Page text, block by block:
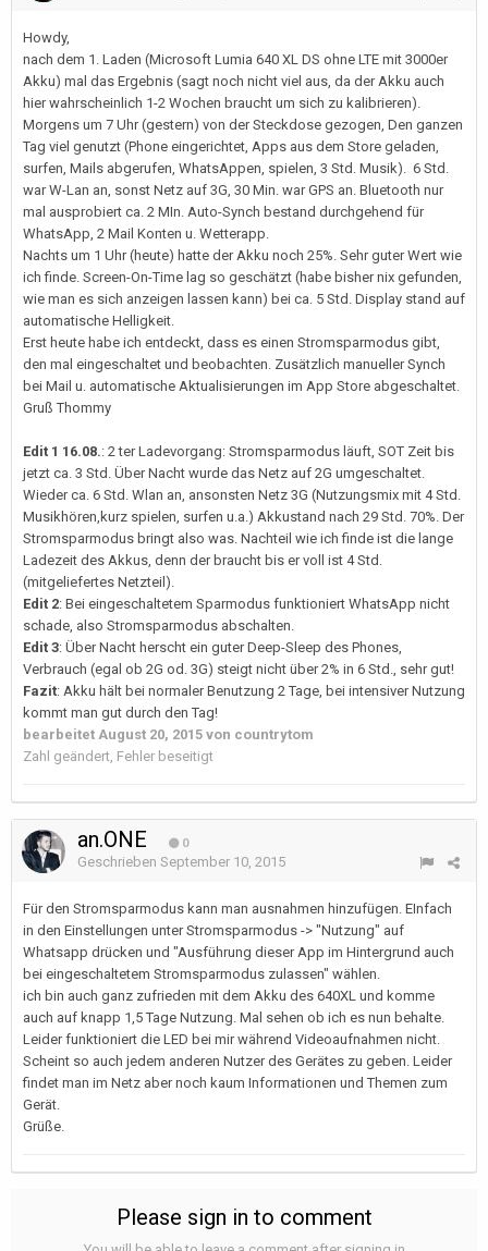
Howdy,
nach dem 1. Laden (Microsoft Lumia 640 XL DS ohne LTE mit 3000er
Akku) mal das Ergebnis (sagt noch nicht viel aus, da der Akku auch
hier wahrscheinlich 1-2 Wochen braucht um sich zu kalibrieren).
Morgens um 7 Uhr (gestern) von der Steckdose gezogen, Den ganzen
Tag viel genutzt (Phone eingerichtet, Apps aus dem Store geladen,
surfen, Mails abgerufen, WhatsAppen, spielen, 3 Std. Musik). 6 Std.
war W-Lan an, sonst Netz auf 3G, 30 Min. war GPS an. Bluetooth nur
mal ausprobiert ca. 2 MIn. Auto-Synch bestand durchgehend für
WhatsApp, 2 Mail Konten u. Wetterapp.
Nachts um 1 Uhr (heute) hatte der Akku noch 25%. Sehr guter Wert wie
ich finde. Screen-On-Time lag so geschätzt (habe bisher nix gefunden,
wie man es sich anzeigen lassen kann) bei ca. 5 Std. Display stand auf
automatische Helligkeit.
Erst heute habe ich entdeckt, dass es einen Stromsparmodus gibt,
den mal eingeschaltet und beobachten. Zusätzlich manueller Synch
bei Mail u. automatische Aktualisierungen im App Store abgeschaltet.
Gruß Thommy
Edit 1 16.08.: 2 ter Ladevorgang: Stromsparmodus läuft, SOT Zeit bis
jetzt ca. 3 Std. Über Nacht wurde das Netz auf 2G umgeschaltet.
Wieder ca. 6 Std. Wlan an, ansonsten Netz 3G (Nutzungsmix mit 4 Std.
Musikhören,kurz spielen, surfen u.a.) Akkustand nach 29 Std. 70%. Der
Stromsparmodus bringt also was. Nachteil wie ich finde ist die lange
Ladezeit des Akkus, denn der braucht bis er voll ist 4 Std.
(mitgeliefertes Netzteil).
Edit 2: Bei eingeschaltetem Sparmodus funktioniert WhatsApp nicht
schade, also Stromsparmodus abschalten.
Edit 3: Über Nacht herscht ein guter Deep-Sleep des Phones,
Verbrauch (egal ob 2G od. 3G) steigt nicht über 2% in 6 Std., sehr gut!
Fazit: Akku hält bei normaler Benutzung 2 Tage, bei intensiver Nutzung
kommt man gut durch den Tag!
bearbeitet August 20, 2015 von countrytom
Zahl geändert, Fehler beseitigt
an.ONE 0
Geschrieben September 10, 2015
Für den Stromsparmodus kann man ausnahmen hinzufügen. EInfach
in den Einstellungen unter Stromsparmodus -> "Nutzung" auf
Whatsapp drücken und "Ausführung dieser App im Hintergrund auch
bei eingeschaltetem Stromsparmodus zulassen" wählen.
ich bin auch ganz zufrieden mit dem Akku des 640XL und komme
auch auf knapp 1,5 Tage Nutzung. Mal sehen ob ich es nun behalte.
Leider funktioniert die LED bei mir während Videoaufnahmen nicht.
Scheint so auch jedem anderen Nutzer des Gerätes zu geben. Leider
findet man im Netz aber noch kaum Informationen und Themen zum
Gerät.
Grüße.
Please sign in to comment